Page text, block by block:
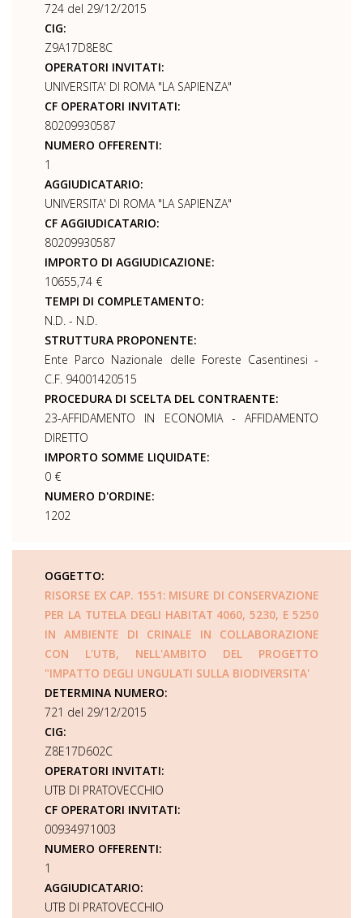
724 del 29/12/2015
CIG:
Z9A17D8E8C
OPERATORI INVITATI:
UNIVERSITA' DI ROMA "LA SAPIENZA"
CF OPERATORI INVITATI:
80209930587
NUMERO OFFERENTI:
1
AGGIUDICATARIO:
UNIVERSITA' DI ROMA "LA SAPIENZA"
CF AGGIUDICATARIO:
80209930587
IMPORTO DI AGGIUDICAZIONE:
10655,74 €
TEMPI DI COMPLETAMENTO:
N.D. - N.D.
STRUTTURA PROPONENTE:
Ente Parco Nazionale delle Foreste Casentinesi -
C.F. 94001420515
PROCEDURA DI SCELTA DEL CONTRAENTE:
23-AFFIDAMENTO IN ECONOMIA - AFFIDAMENTO
DIRETTO
IMPORTO SOMME LIQUIDATE:
0 €
NUMERO D'ORDINE:
1202
OGGETTO:
RISORSE EX CAP. 1551: MISURE DI CONSERVAZIONE
PER LA TUTELA DEGLI HABITAT 4060, 5230, E 5250
IN AMBIENTE DI CRINALE IN COLLABORAZIONE
CON L'UTB, NELL'AMBITO DEL PROGETTO
"IMPATTO DEGLI UNGULATI SULLA BIODIVERSITA'
DETERMINA NUMERO:
721 del 29/12/2015
CIG:
Z8E17D602C
OPERATORI INVITATI:
UTB DI PRATOVECCHIO
CF OPERATORI INVITATI:
00934971003
NUMERO OFFERENTI:
1
AGGIUDICATARIO:
UTB DI PRATOVECCHIO